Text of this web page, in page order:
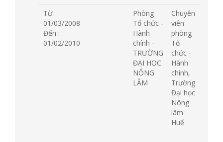
Từ :
01/03/2008
Đến :
01/02/2010
Phòng
Tổ chức -
Hành
chính -
TRƯỜNG
ĐẠI HỌC
NÔNG
LÂM
Chuyên
viên
phòng
Tổ
chức -
Hành
chính,
Trường
Đại học
Nông
lâm
Huế